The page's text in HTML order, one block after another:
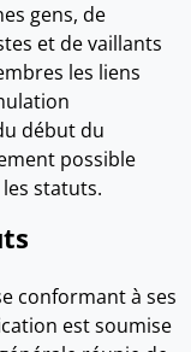
gens, de
et de vaillants
les liens
début du
possible
statuts.
conformant à ses
est soumise